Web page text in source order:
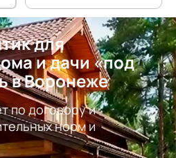
для
и дачи «под
в Воронеже
по договору и
норм и